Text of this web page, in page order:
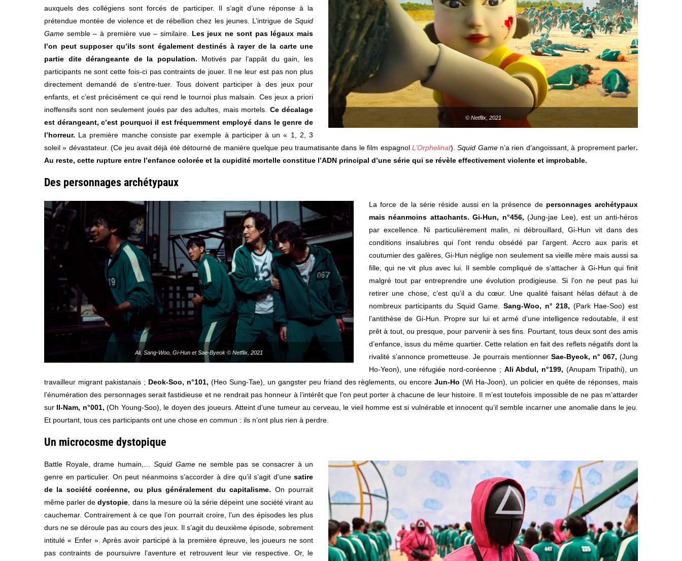
© Netflix, 2021
auxquels des collégiens sont forcés de participer. Il s’agit d’une réponse à la
prétendue montée de violence et de rébellion chez les jeunes. L’intrigue de Squid
Game semble – à première vue – similaire. Les jeux ne sont pas légaux mais
l’on peut supposer qu’ils sont également destinés à rayer de la carte une
partie dite dérangeante de la population. Motivés par l’appât du gain, les
participants ne sont cette fois-ci pas contraints de jouer. Il ne leur est pas non plus
directement demandé de s’entre-tuer. Tous doivent participer à des jeux pour
enfants, et c’est précisément ce qui rend le tournoi plus malsain. Ces jeux a priori
inoffensifs sont non seulement joués par des adultes, mais mortels.
Ce décalage
est dérangeant, c’est pourquoi il est fréquemment employé dans le genre de
l’horreur. La première manche consiste par exemple à participer à un « 1, 2, 3
soleil » dévastateur. (Ce jeu avait déjà été détourné de manière quelque peu traumatisante dans le film espagnol L’Orphelinat).Squid Gamen’a rien d’angoissant, à proprement parler.
Au reste, cette rupture entre l’enfance colorée et la cupidité mortelle constitue l’ADN principal d’une série qui se révèle effectivement violente et improbable.
Des personnages archétypaux
Ali, Sang-Woo, Gi-Hun et Sae-Byeok © Netflix, 2021
La force de la série réside aussi en la présence de personnages archétypaux
mais néanmoins attachants. Gi-Hun, n°456, (Jung-jae Lee), est un anti-héros
par excellence. Ni particulièrement malin, ni débrouillard, Gi-Hun vit dans des
conditions insalubres qui l’ont rendu obsédé par l’argent. Accro aux paris et
coutumier des galères, Gi-Hun néglige non seulement sa vieille mère mais aussi sa
fille, qui ne vit plus avec lui. Il semble compliqué de s’attacher à Gi-Hun qui finit
malgré tout par entreprendre une évolution prodigieuse. Si l’on ne peut pas lui
retirer une chose, c’est qu’il a du cœur. Une qualité faisant hélas défaut à de
nombreux participants du Squid Game.
Sang-Woo, n° 218, (Park Hae-Soo) est
l’antithèse de Gi-Hun. Propre sur lui et armé d’une intelligence redoutable, il est
prêt à tout, ou presque, pour parvenir à ses fins. Pourtant, tous deux sont des amis
d’enfance, issus du même quartier. Cette relation en fait des reflets négatifs dont la
rivalité s’annonce prometteuse. Je pourrais mentionner Sae-Byeok, n° 067, (Jung
Ho-Yeon), une réfugiée nord-coréenne ; Ali Abdul, n°199, (Anupam Tripathi), un
travailleur migrant pakistanais ; Deok-Soo, n°101, (Heo Sung-Tae), un gangster peu friand des règlements, ou encore Jun-Ho (Wi Ha-Joon), un policier en quête de réponses, mais
l’énumération des personnages serait fastidieuse et ne rendrait pas honneur à l’intérêt que l’on peut porter à chacune de leur histoire. Il m’est toutefois impossible de ne pas m’attarder
sur Il-Nam, n°001, (Oh Young-Soo), le doyen des joueurs. Atteint d’une tumeur au cerveau, le vieil homme est si vulnérable et innocent qu’il semble incarner une anomalie dans le jeu.
Et pourtant, tous ces participants ont une chose en commun : ils n’ont plus rien à perdre.
Un microcosme dystopique
Battle Royale, drame humain,… Squid Gamene semble pas se consacrer à un
genre en particulier. On peut néanmoins s’accorder à dire qu’il s’agit d’une satire
de la société coréenne, ou plus généralement du capitalisme. On pourrait
même parler de dystopie , dans la mesure où la série dépeint une société virant au
cauchemar. Contrairement à ce que l’on pourrait croire, l’un des épisodes les plus
durs ne se déroule pas au cours des jeux. Il s’agit du deuxième épisode, sobrement
intitulé « Enfer ». Après avoir participé à la première épreuve, les joueurs ne sont
pas contraints de poursuivre l’aventure et retrouvent leur vie respective. Or, le